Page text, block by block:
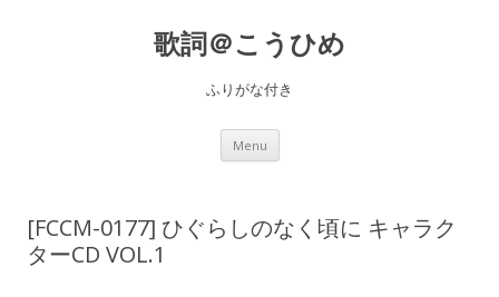
歌詞＠こうひめ
ふりがな付き
Menu Skip to content
[FCCM-0177] ひぐらしのなく頃に キャラク
ターCD VOL.1